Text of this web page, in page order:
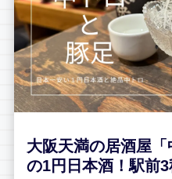
大阪天満の居酒屋
の1円日本酒！駅前